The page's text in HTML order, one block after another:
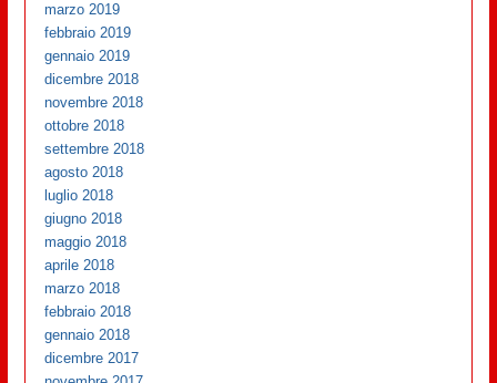
marzo 2019
febbraio 2019
gennaio 2019
dicembre 2018
novembre 2018
ottobre 2018
settembre 2018
agosto 2018
luglio 2018
giugno 2018
maggio 2018
aprile 2018
marzo 2018
febbraio 2018
gennaio 2018
dicembre 2017